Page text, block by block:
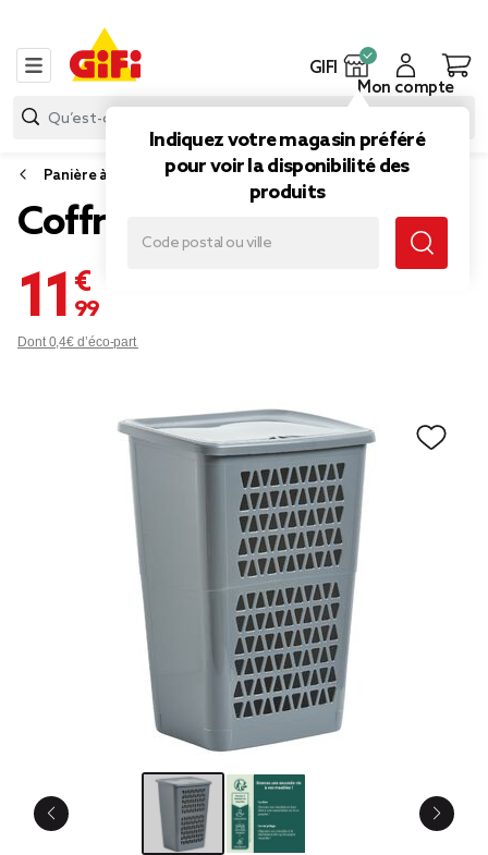
GIFI
Indiquez votre magasin préféré
pour voir la disponibilité des
produits
Mon compte
Panière à linge
Coffre à linge 50 L gris
11,99 €
Dont 0,4€ d’éco-part